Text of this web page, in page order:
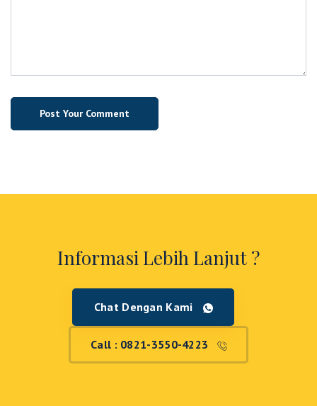
Informasi Lebih Lanjut ?
Chat Dengan Kami
Call : 0821-3550-4223